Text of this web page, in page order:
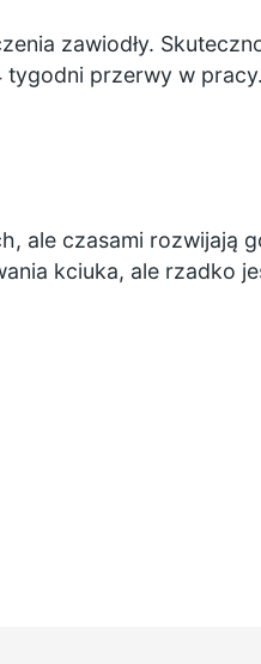
zawiodły.
tygodni przerwy w pracy.
ale czasami rozwijają
kciuka, ale rzadko